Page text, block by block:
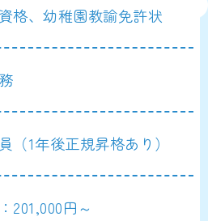
格、幼稚園教諭免許状
（1年後正規昇格あり）
201,000円～